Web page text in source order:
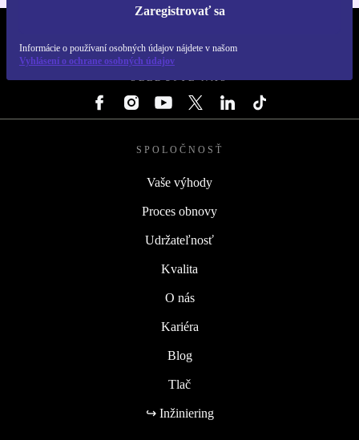
Zaregistrovať sa
Informácie o používaní osobných údajov nájdete v našom
Vyhlásení o ochrane osobných údajov
SLEDUJTE NÁS
SPOLOČNOSŤ
Vaše výhody
Proces obnovy
Udržateľnosť
Kvalita
O nás
Kariéra
Blog
Tlač
↪ Inžiniering